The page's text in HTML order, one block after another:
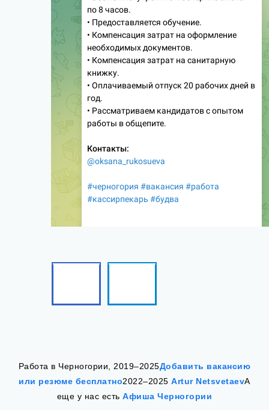
Работа в Черногории, 2019–2025Добавить вакансию
или резюме бесплатно2022–2025Artur NetsvetaevА
еще у нас естьАфиша Черногории